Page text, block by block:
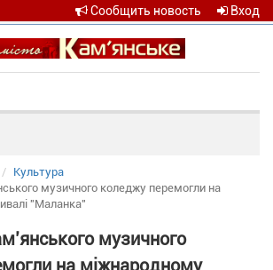
Сообщить новость Вход
navigation
Культура
музичного коледжу перемогли на
"Маланка"
музичного